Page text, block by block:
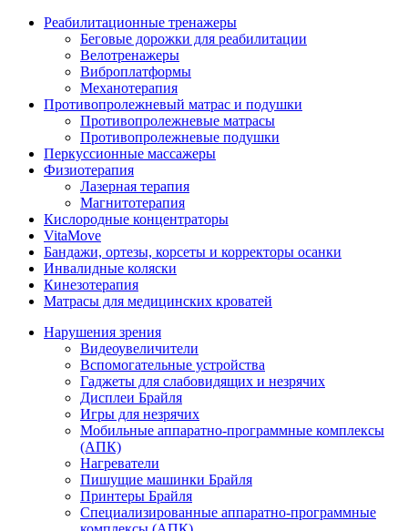
Реабилитационные тренажеры
Беговые дорожки для реабилитации
Велотренажеры
Виброплатформы
Механотерапия
Противопролежневый матрас и подушки
Противопролежневые матрасы
Противопролежневые подушки
Перкуссионные массажеры
Физиотерапия
Лазерная терапия
Магнитотерапия
Кислородные концентраторы
VitaMove
Бандажи, ортезы, корсеты и корректоры осанки
Инвалидные коляски
Кинезотерапия
Матрасы для медицинских кроватей
Нарушения зрения
Видеоувеличители
Вспомогательные устройства
Гаджеты для слабовидящих и незрячих
Дисплеи Брайля
Игры для незрячих
Мобильные аппаратно-программные комплексы
(АПК)
Нагреватели
Пишущие машинки Брайля
Принтеры Брайля
Специализированные аппаратно-программные